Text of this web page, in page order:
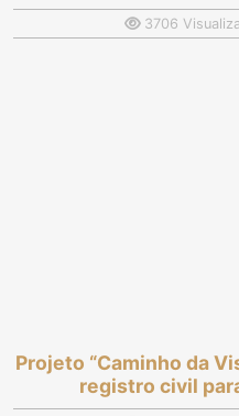
3706
Projeto “Caminho da
registro civil